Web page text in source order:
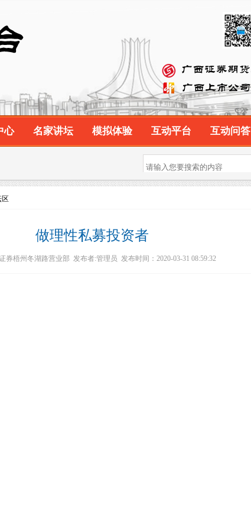
心 名家讲坛 模拟体验 互动平台 互动问答
区
做理性私募投资者
券梧州冬湖路营业部 发布者:管理员 发布时间：2020-03-31 08:59:32